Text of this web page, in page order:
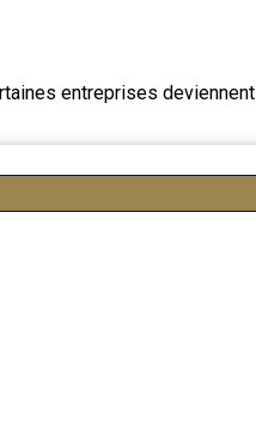
entreprises